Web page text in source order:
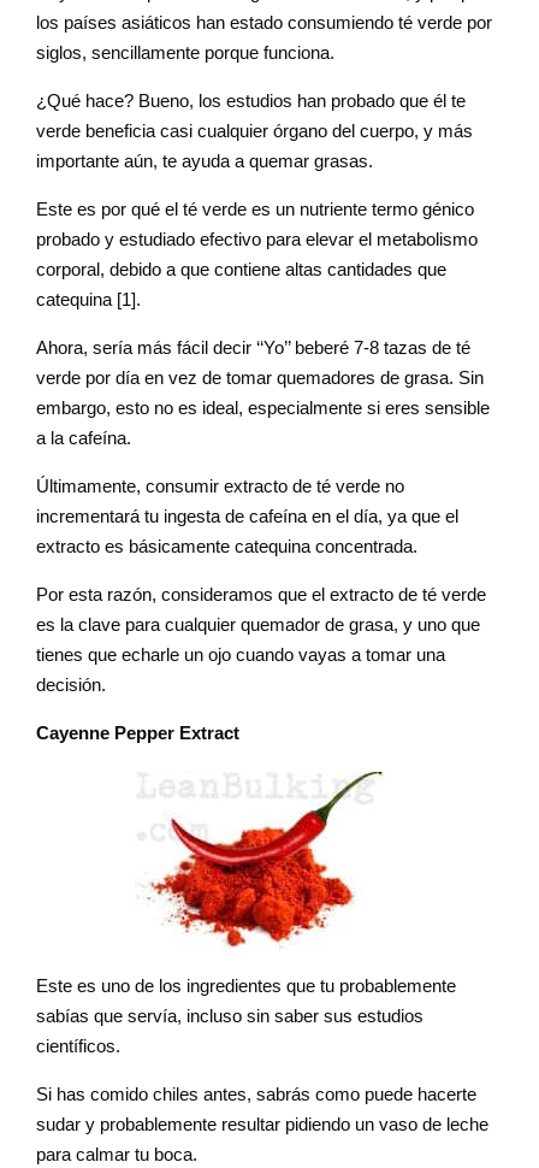
los países asiáticos han estado consumiendo té verde por
siglos, sencillamente porque funciona.
¿Qué hace? Bueno, los estudios han probado que él te
verde beneficia casi cualquier órgano del cuerpo, y más
importante aún, te ayuda a quemar grasas.
Este es por qué el té verde es un nutriente termo génico
probado y estudiado efectivo para elevar el metabolismo
corporal, debido a que contiene altas cantidades que
catequina [1].
Ahora, sería más fácil decir ‘‘Yo’’ beberé 7-8 tazas de té
verde por día en vez de tomar quemadores de grasa. Sin
embargo, esto no es ideal, especialmente si eres sensible
a la cafeína.
Últimamente, consumir extracto de té verde no
incrementará tu ingesta de cafeína en el día, ya que el
extracto es básicamente catequina concentrada.
Por esta razón, consideramos que el extracto de té verde
es la clave para cualquier quemador de grasa, y uno que
tienes que echarle un ojo cuando vayas a tomar una
decisión.
Cayenne Pepper Extract
Este es uno de los ingredientes que tu probablemente
sabías que servía, incluso sin saber sus estudios
científicos.
Si has comido chiles antes, sabrás como puede hacerte
sudar y probablemente resultar pidiendo un vaso de leche
para calmar tu boca.